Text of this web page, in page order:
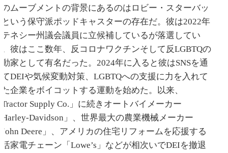
ムーブメントの背景にあるのはロビー・スターバッ
いう保守派ポッドキャスターの存在だ。彼は2022年
ネシー州議会議員に立候補しているが落選してい
彼はここ数年、反コロナワクチンそして反LGBTQの
家として有名だった。2024年に入ると彼はSNSを通
DEIや気候変動対策、LGBTQへの支援に力を入れて
企業をボイコットする運動を始めた。以来、
Supply Co.」に続きオートバイメーカー
Davidson」、世界最大の農業機械メーカー
Deere」、アメリカの住宅リフォームを応援する
家電チェーン「Lowe’s」などが相次いでDEIを撤退